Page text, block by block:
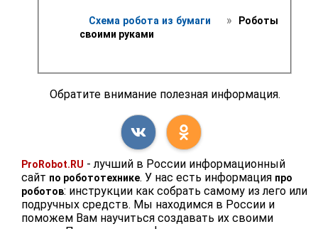
Схема робота из бумаги »
Роботы
своими руками
Обратите внимание полезная информация.
ProRobot.RU - лучший в России информационный
сайт по робототехнике. У нас есть информация про
роботов: инструкции как собрать самому из лего или
подручных средств. Мы находимся в России и
поможем Вам научиться создавать их своими